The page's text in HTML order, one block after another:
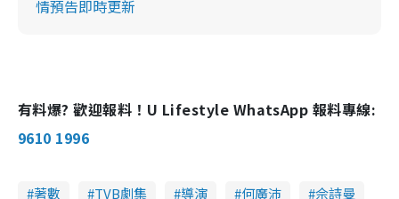
情預告即時更新
有料爆? 歡迎報料！U Lifestyle WhatsApp 報料專線:
9610 1996
著數 TVB劇集 導演 何廣沛
佘詩曼